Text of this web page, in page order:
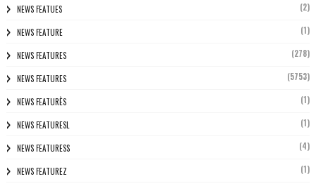
NEWS FEATUES (2)
NEWS FEATURE (1)
NEWS FEATURES (278)
NEWS FEATURES (5753)
NEWS FEATURÈS (1)
NEWS FEATURESL (1)
NEWS FEATURESS (4)
NEWS FEATUREZ (1)